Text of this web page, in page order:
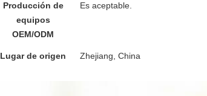
Producción de
equipos
OEM/ODM
Es aceptable.
Lugar de origen Zhejiang, China